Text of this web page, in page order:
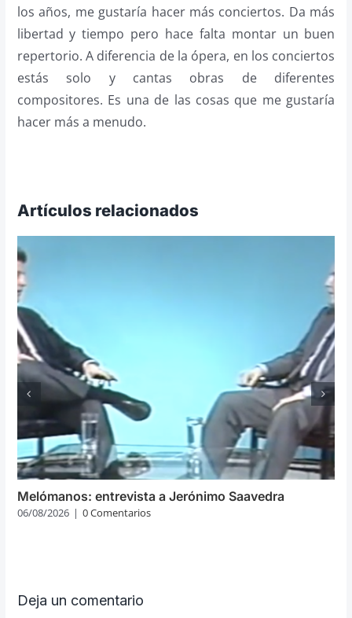
los años, me gustaría hacer más conciertos. Da más
libertad y tiempo pero hace falta montar un buen
repertorio. A diferencia de la ópera, en los conciertos
estás solo y cantas obras de diferentes
compositores. Es una de las cosas que me gustaría
hacer más a menudo.
Artículos relacionados
Melómanos: entrevista a Jerónimo Saavedra
06/08/2026 | 0 Comentarios
Deja un comentario